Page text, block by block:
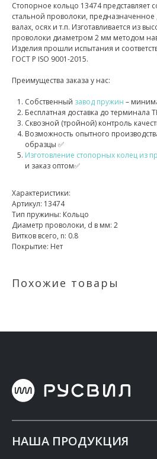
Стопорное кольцо 13474 представляет
стальной проволоки,
валах, осях и т.п. Изготавливается из
проволоки диаметром 2 мм методом
Изделия прошли испытания и
ГОСТ Р ISO 9001-2015.
Преимущества заказа у нас:
Собственный завод пружин –
Бесплатная доставка до терминала
Сквозной (тройной) контроль
Возможность опытного
образцы ✅
Изготовление стопорных колец из
и заказ оптом✅
Характеристики:
Артикул: 13474
Тип пружины: Кольцо
Диаметр проволоки, d в мм: 2
Витков всего, n: 0.8
Покрытие: Нет
Похожие товары
НАША ПРОДУКЦИЯ